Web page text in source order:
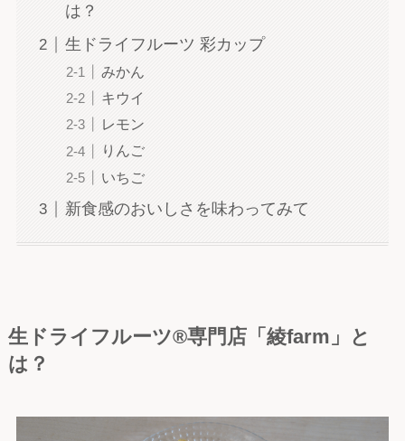
は？
生ドライフルーツ 彩カップ
みかん
キウイ
レモン
りんご
いちご
新食感のおいしさを味わってみて
生ドライフルーツ®専門店「綾farm」
と
は？